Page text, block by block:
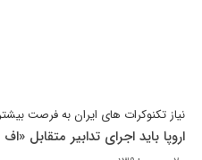
نیاز تکنوکرات های ایران به فرصت
اروپا باید اجرای تدابیر متقابل